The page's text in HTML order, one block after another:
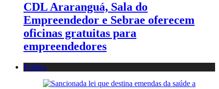
CDL Araranguá, Sala do
Empreendedor e Sebrae oferecem
oficinas gratuitas para
empreendedores
Política